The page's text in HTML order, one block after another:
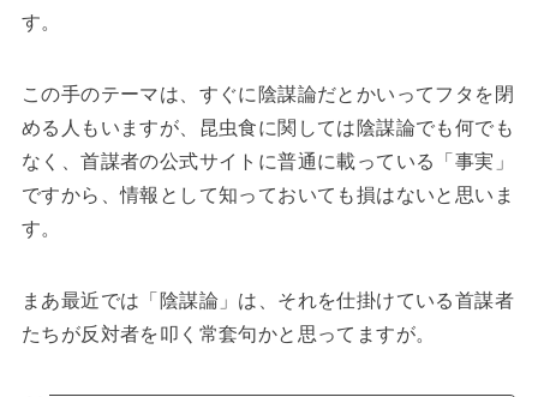
す。
この手のテーマは、すぐに陰謀論だとかいってフタを閉
める人もいますが、昆虫食に関しては陰謀論でも何でも
なく、首謀者の公式サイトに普通に載っている「事実」
ですから、情報として知っておいても損はないと思いま
す。
まあ最近では「陰謀論」は、それを仕掛けている首謀者
たちが反対者を叩く常套句かと思ってますが。